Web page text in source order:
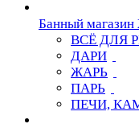
Банный
ВСЁ ДЛЯ
ДАРИ
ЖАРЬ
ПАРЬ
ПЕЧИ,